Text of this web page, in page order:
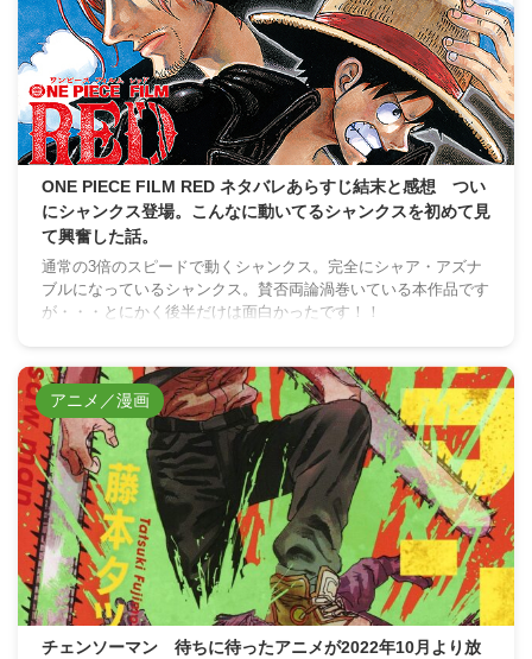
ONE PIECE FILM RED ネタバレあらすじ結末と感想 つい
にシャンクス登場。こんなに動いてるシャンクスを初めて見
て興奮した話。
通常の3倍のスピードで動くシャンクス。完全にシャア・アズナ
ブルになっているシャンクス。賛否両論渦巻いている本作品です
が・・・とにかく後半だけは面白かったです！！
アニメ／漫画
チェンソーマン 待ちに待ったアニメが2022年10月より放